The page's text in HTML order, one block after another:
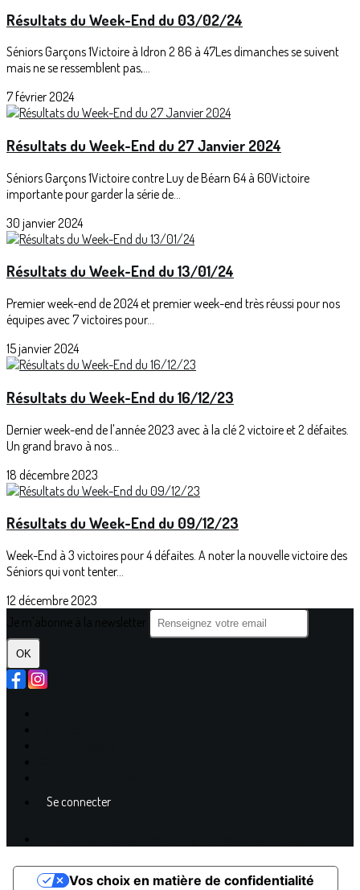
Résultats du Week-End du 03/02/24
Séniors Garçons 1Victoire à Idron 2 86 à 47Les dimanches se suivent
mais ne se ressemblent pas,...
7 février 2024
Résultats du Week-End du 27 Janvier 2024
Séniors Garçons 1Victoire contre Luy de Béarn 64 à 60Victoire
importante pour garder la série de...
30 janvier 2024
Résultats du Week-End du 13/01/24
Premier week-end de 2024 et premier week-end très réussi pour nos
équipes avec 7 victoires pour...
15 janvier 2024
Résultats du Week-End du 16/12/23
Dernier week-end de l'année 2023 avec à la clé 2 victoire et 2 défaites.
Un grand bravo à nos...
18 décembre 2023
Résultats du Week-End du 09/12/23
Week-End à 3 victoires pour 4 défaites. A noter la nouvelle victoire des
Séniors qui vont tenter...
12 décembre 2023
OK
Se connecter
Vos choix en matière de confidentialité